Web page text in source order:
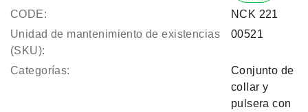
CODE:
NCK 221
Unidad de mantenimiento de existencias
(SKU):
00521
Categorías:
Conjunto de
collar y
pulsera con